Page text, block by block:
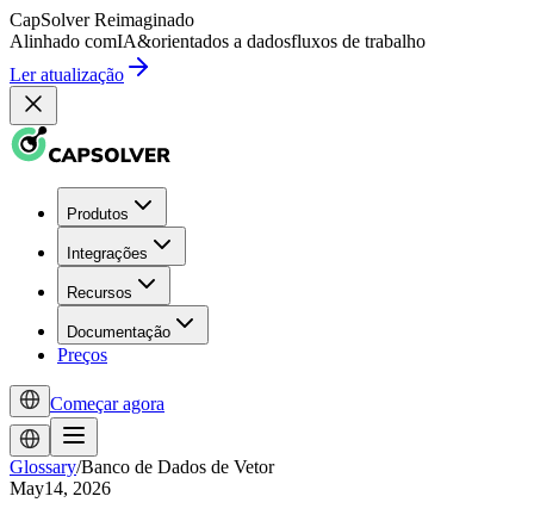
CapSolver Reimaginado
Alinhado comIA&orientados a dadosfluxos de trabalho
Ler atualização
Produtos
Integrações
Recursos
Documentação
Preços
Começar agora
Glossary/Banco de Dados de Vetor
May14, 2026